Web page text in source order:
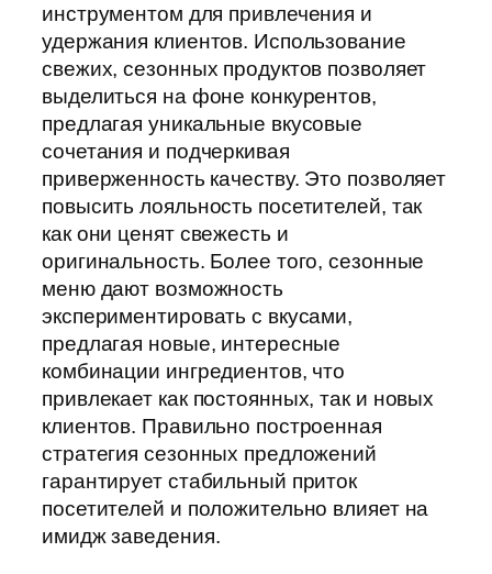
инструментом для привлечения и
удержания клиентов. Использование
свежих, сезонных продуктов позволяет
выделиться на фоне конкурентов,
предлагая уникальные вкусовые
сочетания и подчеркивая
приверженность качеству. Это позволяет
повысить лояльность посетителей, так
как они ценят свежесть и
оригинальность. Более того, сезонные
меню дают возможность
экспериментировать с вкусами,
предлагая новые, интересные
комбинации ингредиентов, что
привлекает как постоянных, так и новых
клиентов. Правильно построенная
стратегия сезонных предложений
гарантирует стабильный приток
посетителей и положительно влияет на
имидж заведения.